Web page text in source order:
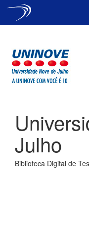
Julho
Biblioteca Digital de